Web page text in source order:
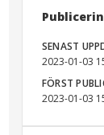
SENAST
2023-01-03
FÖRST
2023-01-03